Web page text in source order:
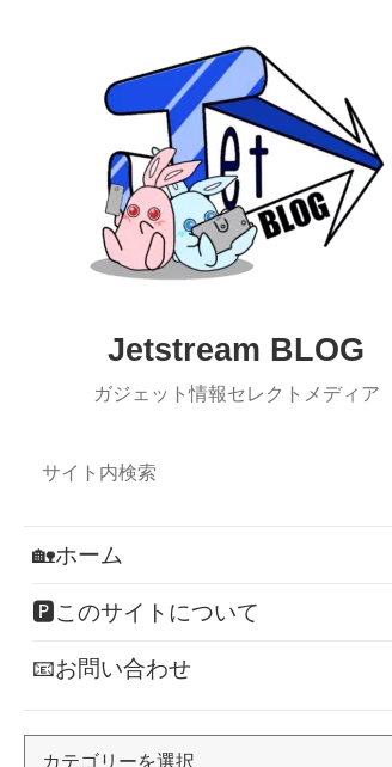
Jetstream BLOG
ガジェット情報セレクトメディア
🏡ホーム
🅿このサイトについて
📧お問い合わせ